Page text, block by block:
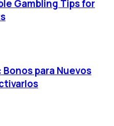
Gambling Tips for
para Nuevos